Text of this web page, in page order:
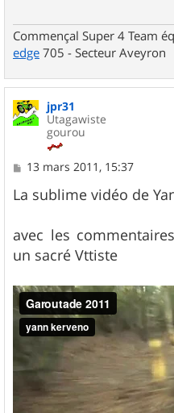
Commençal Super 4 Team
edge 705 - Secteur Aveyron
jpr31
Utagawiste
gourou
M
s
s
g
e
13 mars 2011, 15:37
La sublime vidéo de
avec les
un sacré Vttiste